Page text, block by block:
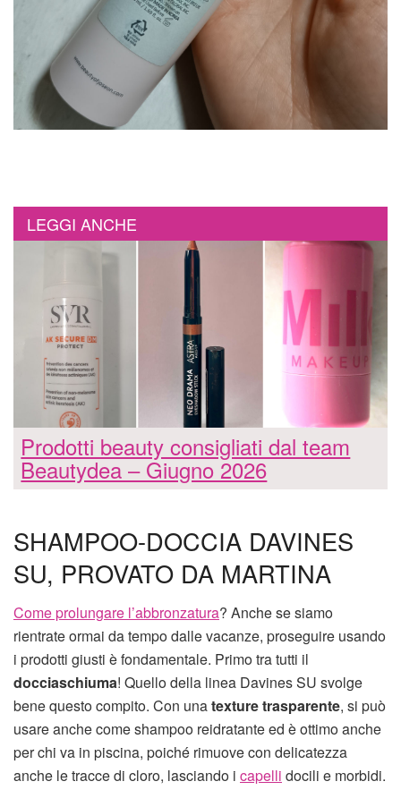
LEGGI ANCHE
Prodotti beauty consigliati dal team
Beautydea – Giugno 2026
SHAMPOO-DOCCIA DAVINES
SU, PROVATO DA MARTINA
Come prolungare l’abbronzatura? Anche se siamo
rientrate ormai da tempo dalle vacanze, proseguire usando
i prodotti giusti è fondamentale. Primo tra tutti il
docciaschiuma! Quello della linea Davines SU svolge
bene questo compito. Con unatexture trasparente, si può
usare anche come shampoo reidratante ed è ottimo anche
per chi va in piscina, poiché rimuove con delicatezza
anche le tracce di cloro, lasciando i capelli docili e morbidi.